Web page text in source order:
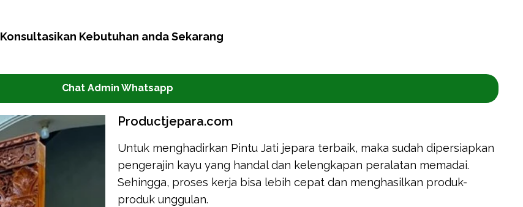
Konsultasikan Kebutuhan anda Sekarang
Chat Admin Whatsapp
Productjepara.com
Untuk menghadirkan Pintu Jati jepara terbaik, maka sudah dipersiapkan
pengerajin kayu yang handal dan kelengkapan peralatan memadai.
Sehingga, proses kerja bisa lebih cepat dan menghasilkan produk-
produk unggulan.